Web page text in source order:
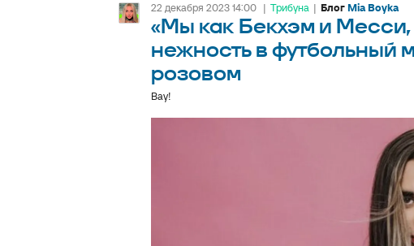
22 декабря 2023 14:00 | Трибуна | БлогMia Boyka
«Мы как Бекхэм и
нежность в футбольный
розовом
Вау!